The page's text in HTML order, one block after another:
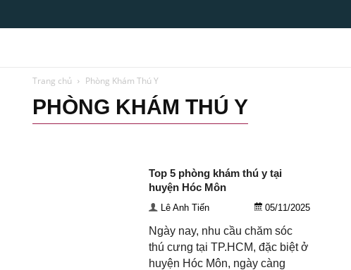
Trang chủ Phòng Khám Thú Y
PHÒNG KHÁM THÚ Y
Top 5 phòng khám thú y tại
huyện Hóc Môn
Lê Anh Tiến 05/11/2025
Ngày nay, nhu cầu chăm sóc
thú cưng tại TP.HCM, đặc biệt ở
huyện Hóc Môn, ngày càng